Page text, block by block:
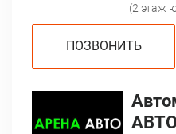
(2 этаж
ПОЗВОНИТЬ